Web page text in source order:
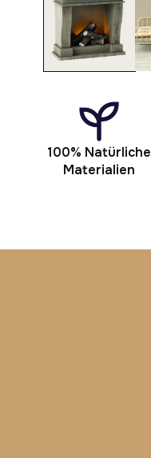
100% Natürliche
Materialien